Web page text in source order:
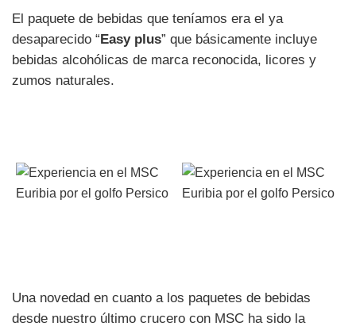
El paquete de bebidas que teníamos era el ya
desaparecido “ Easy plus” que básicamente incluye
bebidas alcohólicas de marca reconocida, licores y
zumos naturales.
Una novedad en cuanto a los paquetes de bebidas
desde nuestro último crucero con MSC ha sido la